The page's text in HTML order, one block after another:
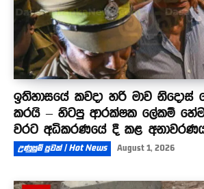
ඉතිහාසයේ කවදා හරි මාව නිදොස්
කරයි – හිටපු ආරක්ෂක ලේකම්
වරට අධිකරණයේ දී කළ
උණුසුම් පුවත් | Hot News August 1, 2026